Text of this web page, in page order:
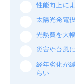
性能向上に
太陽光発電
光熱費を大
災害や台風
経年劣化が
らい